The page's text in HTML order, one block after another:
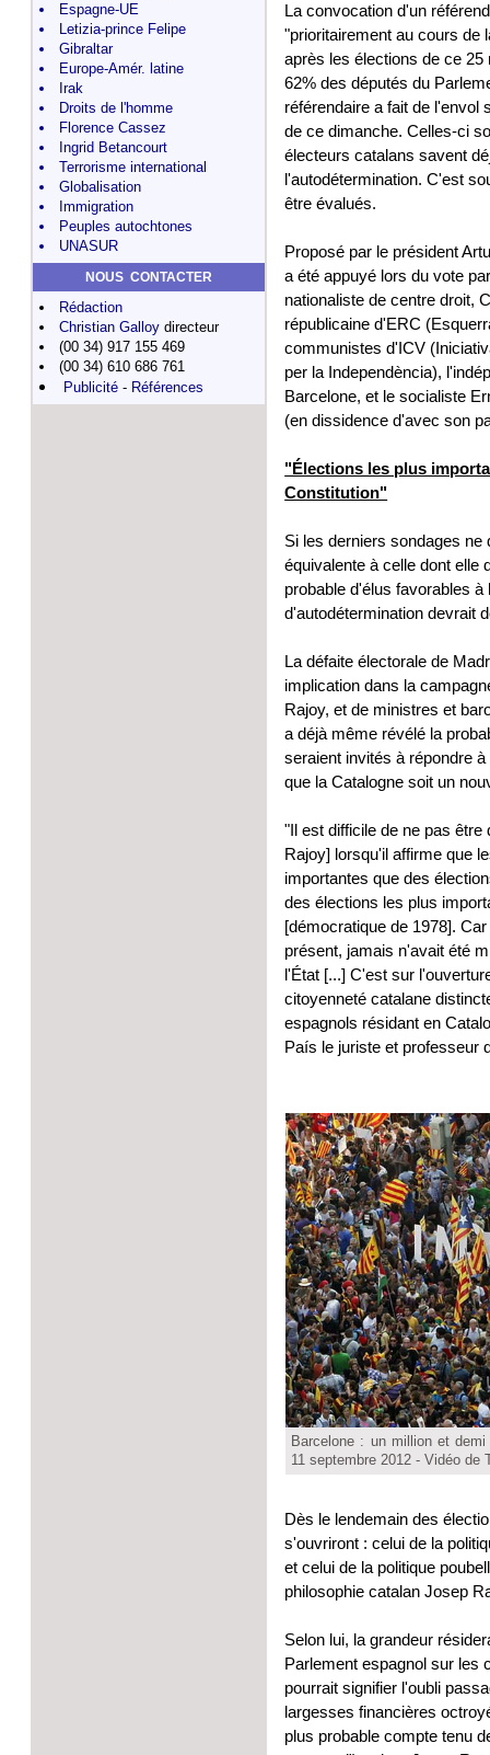
La convocation d'un
"prioritairement au cours de
après les élections de ce
62% des députés du
référendaire a fait de l'envol
de ce dimanche. Celles-ci
électeurs catalans savent
l'autodétermination. C'est
être évalués.
Proposé par le président
a été appuyé lors du vote
nationaliste de centre droit,
républicaine d'ERC
communistes d'ICV
per la Independència),
Barcelone, et le socialiste
(en dissidence d'avec son
"Élections les plus
Constitution"
Si les derniers sondages ne
équivalente à celle dont elle
probable d'élus favorables
d'autodétermination devrait
La défaite électorale de
implication dans la
Rajoy, et de ministres et
a déjà même révélé la
seraient invités à répondre
que la Catalogne soit un
"Il est difficile de ne pas
Rajoy] lorsqu'il affirme que
importantes que des
des élections les plus
[démocratique de 1978].
présent, jamais n'avait été
l'État [...] C'est sur
citoyenneté catalane
espagnols résidant en
País le juriste et professeur
Barcelone : un million et
11 septembre 2012 - Vidéo de
Dès le lendemain des
s'ouvriront : celui de la
et celui de la politique
philosophie catalan Josep
Selon lui, la grandeur
Parlement espagnol sur les
pourrait signifier l'oubli
largesses financières
plus probable compte tenu
Espagne-UE
Letizia-prince Felipe
Gibraltar
Europe-Amér. latine
Irak
Droits de l'homme
Florence Cassez
Ingrid Betancourt
Terrorisme international
Globalisation
Immigration
Peuples autochtones
UNASUR
NOUS CONTACTER
Rédaction
Christian Galloydirecteur
(00 34) 917 155 469
(00 34) 610 686 761
Publicité- Références